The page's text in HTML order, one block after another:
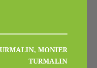
MONIER
TURMALIN